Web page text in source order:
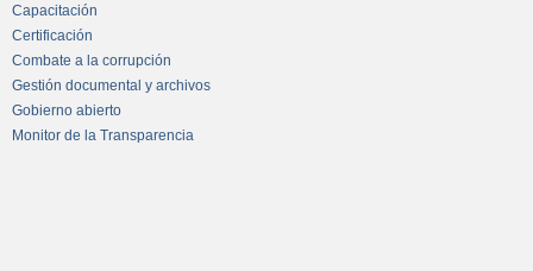
Capacitación
Certificación
Combate a la corrupción
Gestión documental y archivos
Gobierno abierto
Monitor de la Transparencia